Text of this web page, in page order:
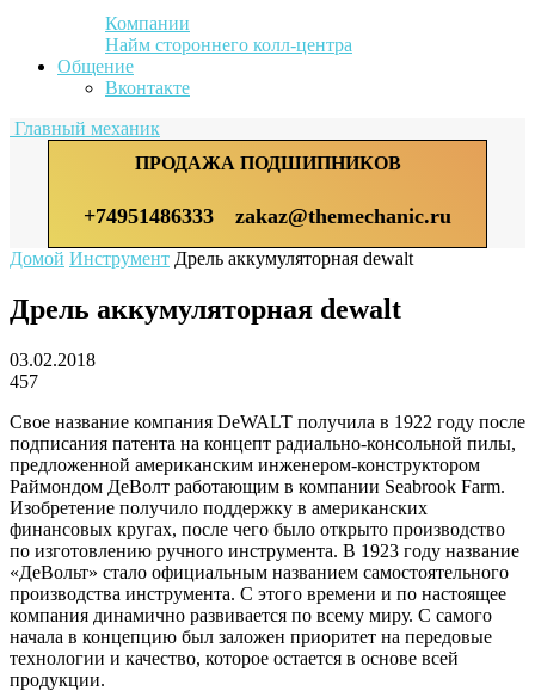
Компании
Найм стороннего колл-центра
Общение
Вконтакте
Главный механик
ПРОДАЖА ПОДШИПНИКОВ
+74951486333 zakaz@themechanic.ru
Домой Инструмент Дрель аккумуляторная dewalt
Дрель аккумуляторная dewalt
03.02.2018
457
Свое название компания DeWALT получила в 1922 году после
подписания патента на концепт радиально-консольной пилы,
предложенной американским инженером-конструктором
Раймондом ДеВолт работающим в компании Seabrook Farm.
Изобретение получило поддержку в американских
финансовых кругах, после чего было открыто производство
по изготовлению ручного инструмента. В 1923 году название
«ДеВольт» стало официальным названием самостоятельного
производства инструмента. С этого времени и по настоящее
компания динамично развивается по всему миру. С самого
начала в концепцию был заложен приоритет на передовые
технологии и качество, которое остается в основе всей
продукции.